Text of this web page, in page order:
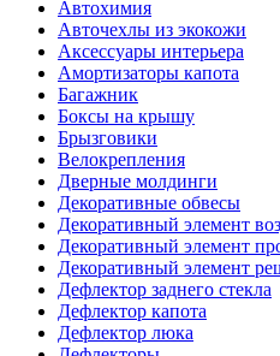
Автохимия
Авточехлы из экокожи
Аксессуары интерьера
Амортизаторы капота
Багажник
Боксы на крышу
Брызговики
Велокрепления
Дверные молдинги
Декоративные обвесы
Декоративный элемент
Декоративный элемент
Декоративный элемент
Дефлектор заднего стекла
Дефлектор капота
Дефлектор люка